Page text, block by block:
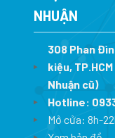
NHUẬN
308 Phan
kiệu,
Nhuận cũ)
Hotline:
Mở cửa: 8h-